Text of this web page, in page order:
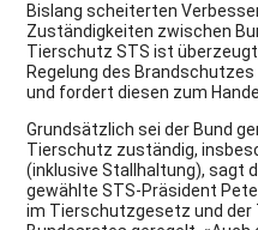
Bislang scheiterten
Zuständigkeiten zwischen
Tierschutz STS ist
Regelung des
und fordert diesen zum
Grundsätzlich sei der Bund
Tierschutz zuständig,
(inklusive Stallhaltung), sagt
gewählte STS-Präsident
im Tierschutzgesetz und der